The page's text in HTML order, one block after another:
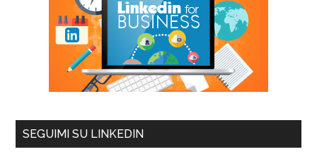
SEGUIMI SU LINKEDIN